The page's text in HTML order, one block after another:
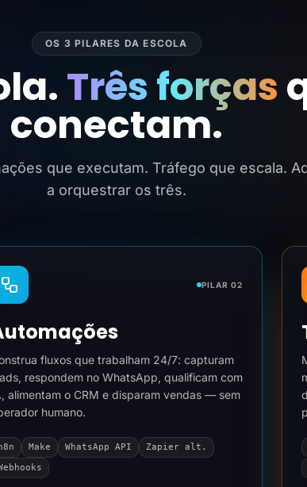
OS 3 PILARES DA ESCOLA
Três forças
conectam.
que executam. Tráfego que escala.
a orquestrar os três.
PILAR 02
fluxos que trabalham 24/7: capturam
respondem no WhatsApp, qualificam com
alimentam o CRM e disparam vendas — sem
humano.
Make WhatsApp API
Zapier alt.